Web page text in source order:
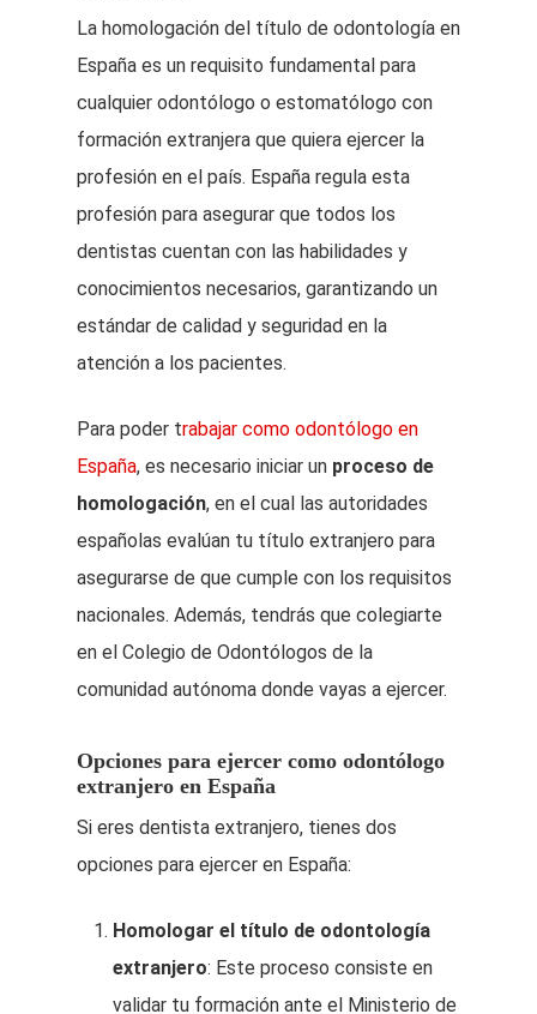
La homologación del título de odontología en
España es un requisito fundamental para
cualquier odontólogo o estomatólogo con
formación extranjera que quiera ejercer la
profesión en el país. España regula esta
profesión para asegurar que todos los
dentistas cuentan con las habilidades y
conocimientos necesarios, garantizando un
estándar de calidad y seguridad en la
atención a los pacientes.
Para poder trabajar como odontólogo en
España, es necesario iniciar un proceso de
homologación, en el cual las autoridades
españolas evalúan tu título extranjero para
asegurarse de que cumple con los requisitos
nacionales. Además, tendrás que colegiarte
en el Colegio de Odontólogos de la
comunidad autónoma donde vayas a ejercer.
Opciones para ejercer como odontólogo
extranjero en España
Si eres dentista extranjero, tienes dos
opciones para ejercer en España:
Homologar el título de odontología
extranjero: Este proceso consiste en
validar tu formación ante el Ministerio de